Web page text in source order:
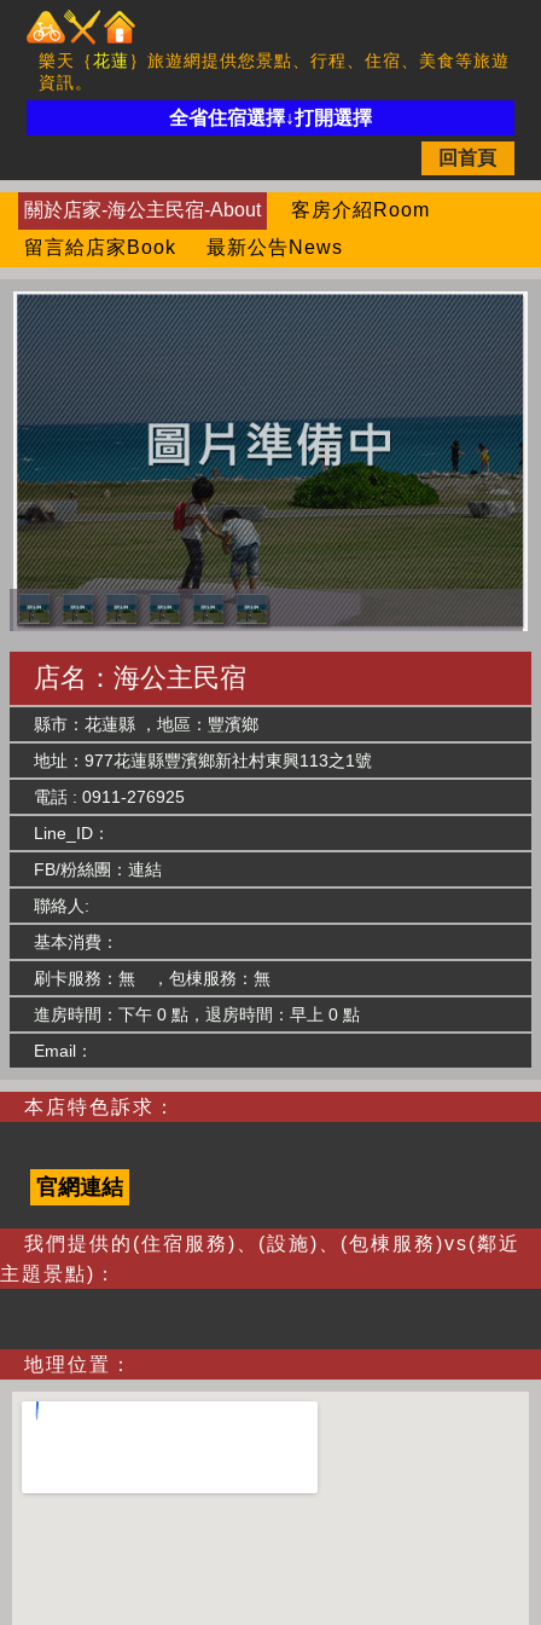
樂天｛花蓮｝旅遊網提供您景點、行程、住宿、美食等旅遊
資訊。
全省住宿選擇↓打開選擇
回首頁
關於店家-海公主民宿-About
客房介紹Room
留言給店家Book
最新公告News
店名：海公主民宿
縣市：花蓮縣 ，地區：豐濱鄉
地址：977花蓮縣豐濱鄉新社村東興113之1號
電話 : 0911-276925
Line_ID：
FB/粉絲團： 連結
聯絡人:
基本消費：
刷卡服務：無 ，包棟服務：無
進房時間：下午 0 點，退房時間：早上 0 點
Email：
本店特色訴求：
官網連結
我們提供的(住宿服務)、(設施)、(包棟服務)vs(鄰近
主題景點)：
地理位置：